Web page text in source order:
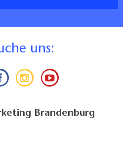
uns:
Brandenburg